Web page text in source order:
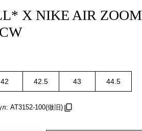
X NIKE AIR ZOOM
42 42.5 43 44.5
AT3152-100(做旧)